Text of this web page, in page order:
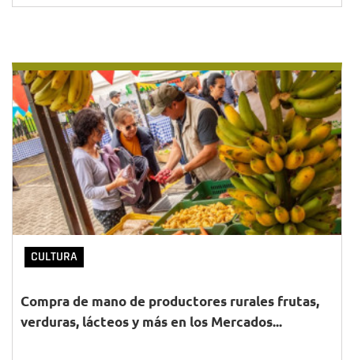
CULTURA
Compra de mano de productores rurales frutas,
verduras, lácteos y más en los Mercados...